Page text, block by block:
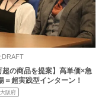
DRAFT
超の商品を提案】高単価×急
＝超実践型インターン！
大阪府